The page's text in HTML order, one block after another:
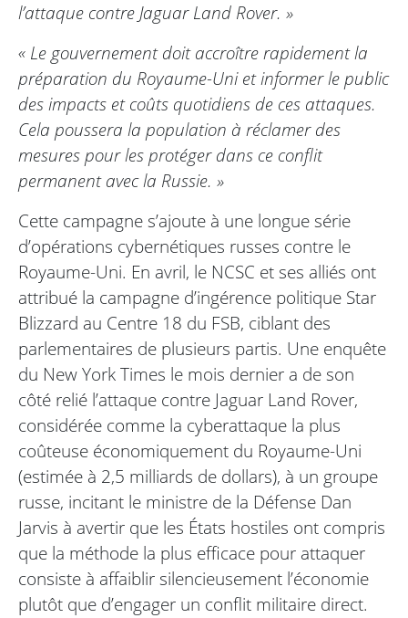
l’attaque contre Jaguar Land Rover. »
« Le gouvernement doit accroître rapidement la
préparation du Royaume-Uni et informer le public
des impacts et coûts quotidiens de ces attaques.
Cela poussera la population à réclamer des
mesures pour les protéger dans ce conflit
permanent avec la Russie. »
Cette campagne s’ajoute à une longue série
d’opérations cybernétiques russes contre le
Royaume-Uni. En avril, le NCSC et ses alliés ont
attribué la campagne d’ingérence politique Star
Blizzard au Centre 18 du FSB, ciblant des
parlementaires de plusieurs partis. Une enquête
du New York Times le mois dernier a de son
côté relié l’attaque contre Jaguar Land Rover,
considérée comme la cyberattaque la plus
coûteuse économiquement du Royaume-Uni
(estimée à 2,5 milliards de dollars), à un groupe
russe, incitant le ministre de la Défense Dan
Jarvis à avertir que les États hostiles ont compris
que la méthode la plus efficace pour attaquer
consiste à affaiblir silencieusement l’économie
plutôt que d’engager un conflit militaire direct.